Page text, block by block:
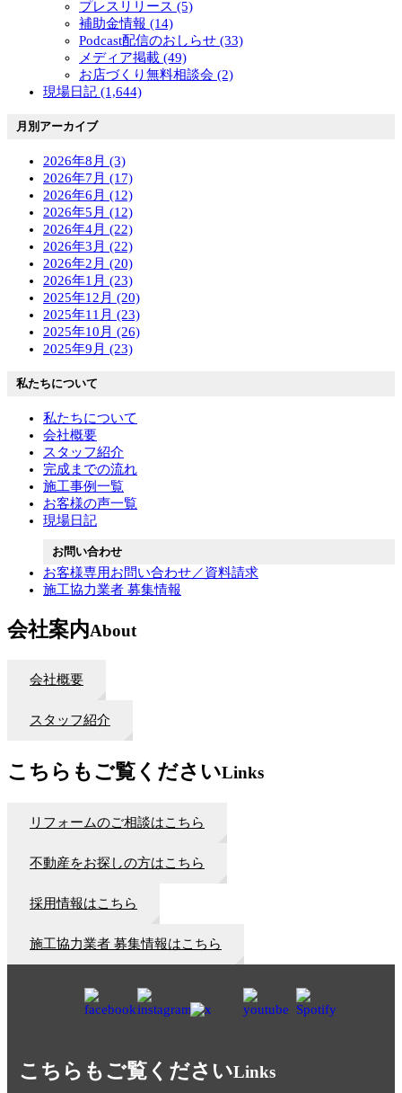
プレスリリース (5)
補助金情報 (14)
Podcast配信のおしらせ (33)
メディア掲載 (49)
お店づくり無料相談会 (2)
現場日記 (1,644)
月別アーカイブ
2026年8月 (3)
2026年7月 (17)
2026年6月 (12)
2026年5月 (12)
2026年4月 (22)
2026年3月 (22)
2026年2月 (20)
2026年1月 (23)
2025年12月 (20)
2025年11月 (23)
2025年10月 (26)
2025年9月 (23)
私たちについて
私たちについて
会社概要
スタッフ紹介
完成までの流れ
施工事例一覧
お客様の声一覧
現場日記
お問い合わせ
お客様専用お問い合わせ／資料請求
施工協力業者 募集情報
会社案内About
会社概要
スタッフ紹介
こちらもご覧くださいLinks
リフォームのご相談はこちら
不動産をお探しの方はこちら
採用情報はこちら
施工協力業者 募集情報はこちら
こちらもご覧くださいLinks